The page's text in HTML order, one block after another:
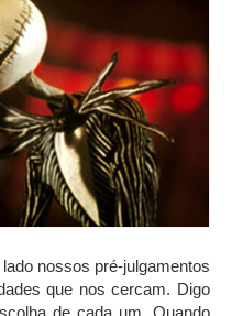
nossos pré-julgamentos
que nos cercam. Digo